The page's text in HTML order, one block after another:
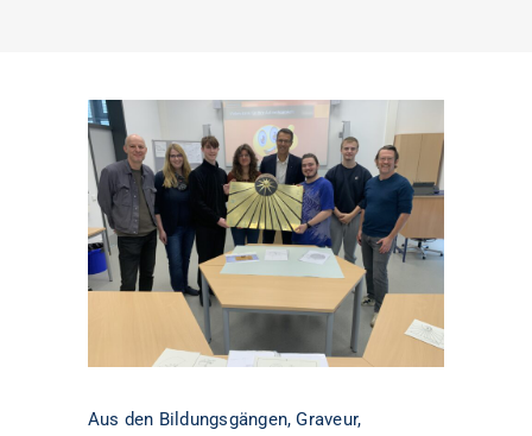
Aus den Bildungsgängen,Graveur,